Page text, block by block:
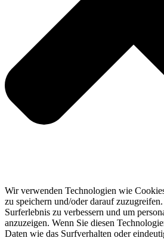
Wir verwenden Technologien wie
zu speichern und/oder darauf
Surferlebnis zu verbessern und um
anzuzeigen. Wenn Sie diesen
Daten wie das Surfverhalten oder